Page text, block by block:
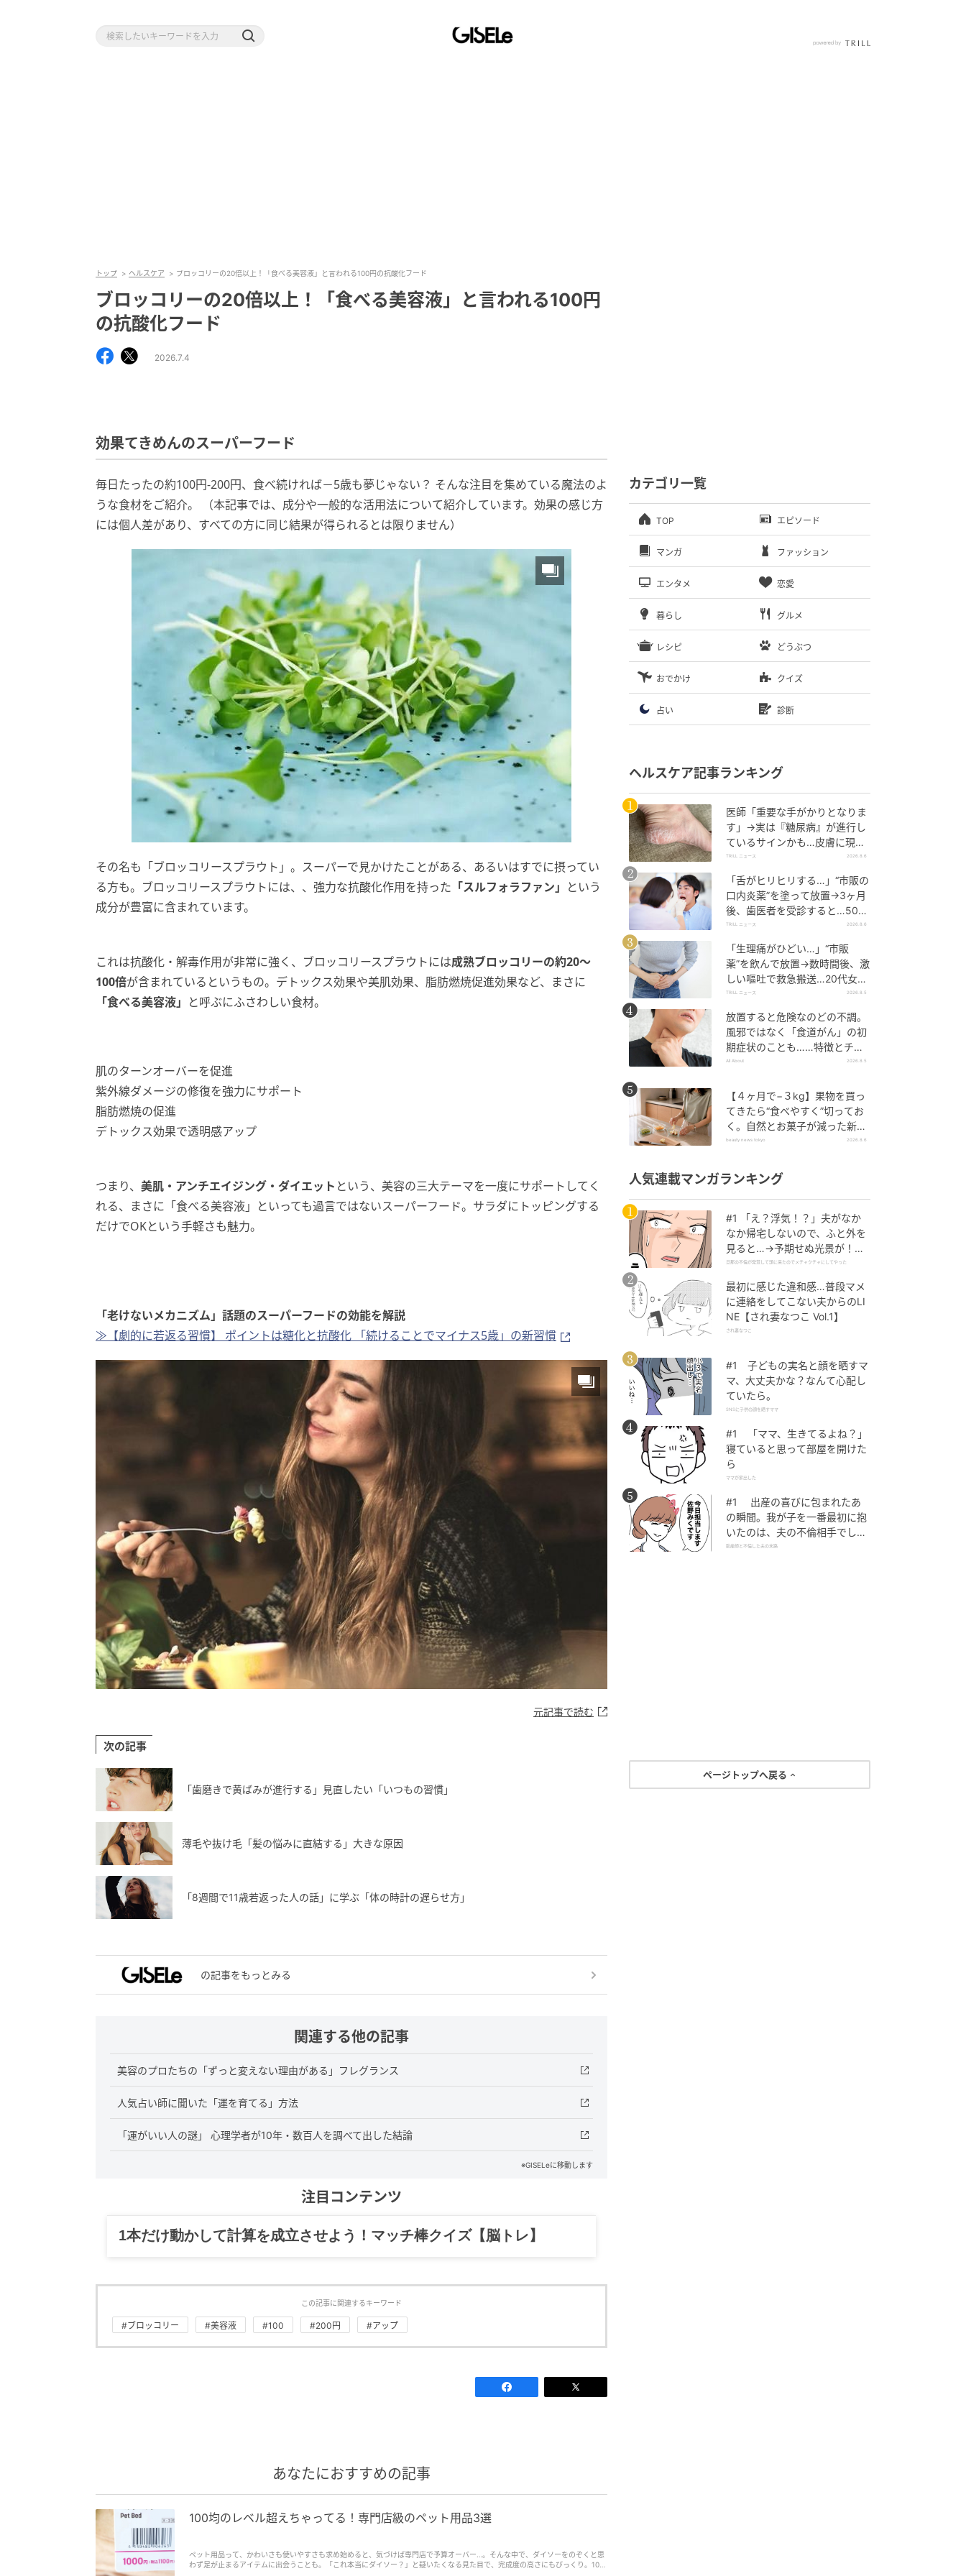
トップ ヘルスケア ブロッコリーの20倍以上！「食べる美容液」と言われる100円の抗酸化フード
ブロッコリーの20倍以上！「食べる美容液」と言われる100円
の抗酸化フード
2026.7.4
効果てきめんのスーパーフード
毎日たったの約100円-200円、食べ続ければ－5歳も夢じゃない？ そんな注目を集めている魔法のよ
うな食材をご紹介。 （本記事では、成分や一般的な活用法について紹介しています。効果の感じ方
には個人差があり、すべての方に同じ結果が得られるとは限りません）
その名も「ブロッコリースプラウト」。スーパーで見かけたことがある、あるいはすでに摂ってい
る方も。ブロッコリースプラウトには、、強力な抗酸化作用を持った 「スルフォラファン」 という
成分が豊富に含まれています。
これは抗酸化・解毒作用が非常に強く、ブロッコリースプラウトには成熟ブロッコリーの約20〜
100倍が含まれているというもの。デトックス効果や美肌効果、脂肪燃焼促進効果など、まさに
「食べる美容液」 と呼ぶにふさわしい食材。
肌のターンオーバーを促進
紫外線ダメージの修復を強力にサポート
脂肪燃焼の促進
デトックス効果で透明感アップ
つまり、 美肌・アンチエイジング・ダイエット という、美容の三大テーマを一度にサポートしてく
れる、まさに「食べる美容液」といっても過言ではないスーパーフード。サラダにトッピングする
だけでOKという手軽さも魅力。
「老けないメカニズム」話題のスーパーフードの効能を解説
≫【劇的に若返る習慣】 ポイントは糖化と抗酸化 「続けることでマイナス5歳」の新習慣
元記事で読む
次の記事
「歯磨きで黄ばみが進行する」見直したい「いつもの習慣」
薄毛や抜け毛「髪の悩みに直結する」大きな原因
「8週間で11歳若返った人の話」に学ぶ「体の時計の遅らせ方」
の記事をもっとみる
関連する他の記事
美容のプロたちの「ずっと変えない理由がある」フレグランス
人気占い師に聞いた「運を育てる」方法
「運がいい人の謎」 心理学者が10年・数百人を調べて出した結論
※GISELeに移動します
注目コンテンツ
グルメ、ギャグ、子育て、旅行記……全部、読めます。
この記事に関連するキーワード
#ブロッコリー #美容液 #100 #200円 #アップ
あなたにおすすめの記事
100均のレベル超えちゃってる！専門店級のペット用品3選
ペット用品って、かわいさも使いやすさも求め始めると、気づけば専門店で予算オーバー…。そんな中で、ダイソーをのぞくと思
わず足が止まるアイテムに出会うことも。「これ本当にダイソー？」と疑いたくなる見た目で、完成度の高さにもびっくり。100
カテゴリ一覧
TOP エピソード
マンガ ファッション
エンタメ 恋愛
暮らし グルメ
レシピ どうぶつ
おでかけ クイズ
占い 診断
ヘルスケア記事ランキング
医師「重要な手がかりとなりま
す」→実は『糖尿病』が進行し
ているサインかも…皮膚に現れ
る“3つの危険な変化”
TRILL ニュース 2026.8.6
「舌がヒリヒリする…」“市販の
口内炎薬”を塗って放置→3ヶ月
後、歯医者を受診すると…50代
男性に告げられた“恐ろしい診
TRILL ニュース 2026.8.6
「生理痛がひどい…」“市販
薬”を飲んで放置→数時間後、激
しい嘔吐で救急搬送…20代女性
を待ち受けていた“恐ろしい病
TRILL ニュース 2026.8.5
放置すると危険なのどの不調。
風邪ではなく「食道がん」の初
期症状のことも……特徴とチェ
ックポイント
All About 2026.8.5
【４ヶ月で−３kg】果物を買っ
てきたら“食べやすく”切ってお
く。自然とお菓子が減った新習
慣
beauty news tokyo 2026.8.6
人気連載マンガランキング
#1 「え？浮気！？」夫がなか
なか帰宅しないので、ふと外を
見ると…→予期せぬ光景が！｜
旦那の不倫が発覚して頭に来た
旦那の不倫が発覚して頭に来たのでメチャクチャにしてやった
最初に感じた違和感…普段マメ
に連絡をしてこない夫からのLI
NE【され妻なつこ Vol.1】
され妻なつこ
#1 子どもの実名と顔を晒すマ
マ、大丈夫かな？なんて心配し
ていたら。
SNSに子供の顔を晒すママ
#1 「ママ、生きてるよね？」
寝ていると思って部屋を開けた
ら
ママが家出した
#1 出産の喜びに包まれたあ
の瞬間。我が子を一番最初に抱
いたのは、夫の不倫相手でし
た。
助産師と不倫した夫の末路
ページトップへ戻る